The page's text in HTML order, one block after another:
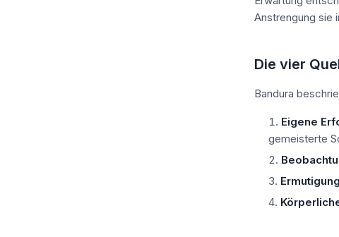
Anstrengung sie
Die vier
Bandura
Eigene
gemeisterte
Ermutigung